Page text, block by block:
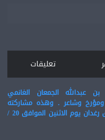
تعليقات
عبدالله الجمعان الغانمي
ومؤرخ وشاعر . وهذه مشاركته
في افتتاح سوق رغدان يوم الاثنين الموافق 20 /